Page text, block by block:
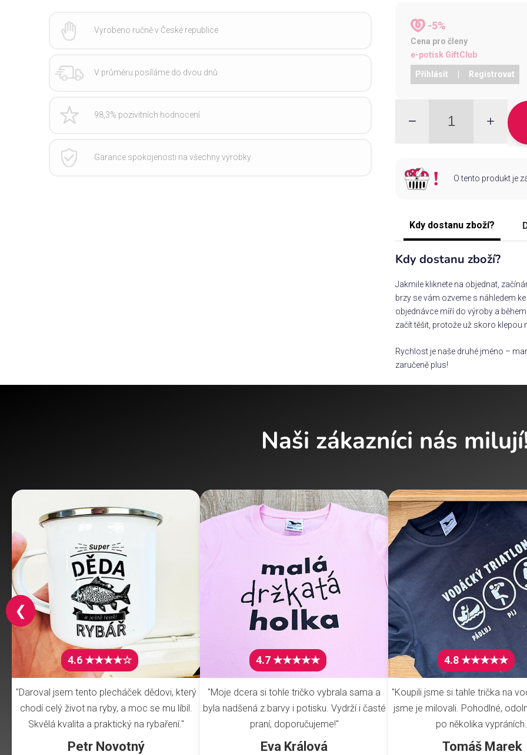
-5%
Cena pro členy
e-potisk GiftClub
Přihlásit Registrovat
O tento produkt je
Kdy dostanu zboží?
Kdy dostanu zboží?
Jakmile kliknete na objednat,
brzy se vám ozveme s náhledem
objednávce míří do výroby a
začít těšit, protože už skoro klepou
Rychlost je naše druhé jméno –
zaručeně plus!
Vyrobeno ručně v České republice
V průměru posíláme do dvou dnů
98,3% pozivitních hodnocení
Garance spokojenosti na všechny výrobky
Naši zákazníci nás
4.6 ★★★★☆
"Daroval jsem tento plecháček dědovi, který
chodí celý život na ryby, a moc se mu líbil.
Skvělá kvalita a praktický na rybaření."
Petr Novotný
4.7 ★★★★★
"Moje dcera si tohle tričko vybrala sama a
byla nadšená z barvy i potisku. Vydrží i časté
praní, doporučujeme!"
Eva Králová
4.8 ★★★★★
"Koupili jsme si tahle trička na
jsme je milovali. Pohodlné,
po několika
Tomáš Marek
❮